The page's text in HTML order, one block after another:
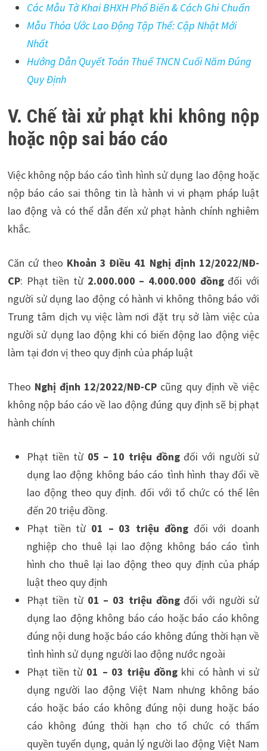
Các Mẫu Tờ Khai BHXH Phổ Biến & Cách Ghi Chuẩn
Mẫu Thỏa Ước Lao Động Tập Thể: Cập Nhật Mới
Nhất
Hướng Dẫn Quyết Toán Thuế TNCN Cuối Năm Đúng
Quy Định
V. Chế tài xử phạt khi không nộp
hoặc nộp sai báo cáo
Việc không nộp báo cáo tình hình sử dụng lao động hoặc
nộp báo cáo sai thông tin là hành vi vi phạm pháp luật
lao động và có thể dẫn đến xử phạt hành chính nghiêm
khắc.
Căn cứ theo Khoản 3 Điều 41 Nghị định 12/2022/NĐ-
CP: Phạt tiền từ 2.000.000 – 4.000.000 đồngđối với
người sử dụng lao động có hành vi không thông báo với
Trung tâm dịch vụ việc làm nơi đặt trụ sở làm việc của
người sử dụng lao động khi có biến động lao động việc
làm tại đơn vị theo quy định của pháp luật
Theo Nghị định 12/2022/NĐ-CPcũng quy định về việc
không nộp báo cáo về lao động đúng quy định sẽ bị phạt
hành chính
Phạt tiền từ 05 – 10 triệu đồngđối với người sử
dụng lao động không báo cáo tình hình thay đổi về
lao động theo quy định. đối với tổ chức có thể lên
đến 20 triệu đồng.
Phạt tiền từ 01 – 03 triệu đồngđối với doanh
nghiệp cho thuê lại lao động không báo cáo tình
hình cho thuê lại lao động theo quy định của pháp
luật theo quy định
Phạt tiền từ 01 – 03 triệu đồngđối với người sử
dụng lao động không báo cáo hoặc báo cáo không
đúng nội dung hoặc báo cáo không đúng thời hạn về
tình hình sử dụng người lao động nước ngoài
Phạt tiền từ 01 – 03 triệu đồng khi có hành vi sử
dụng người lao động Việt Nam nhưng không báo
cáo hoặc báo cáo không đúng nội dung hoặc báo
cáo không đúng thời hạn cho tổ chức có thẩm
quyền tuyển dụng, quản lý người lao động Việt Nam